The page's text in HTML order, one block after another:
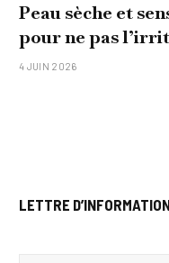
Peau sèche et
pour ne pas
4 JUIN 2026
LETTRE